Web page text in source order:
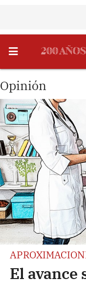
Opinión
El avance